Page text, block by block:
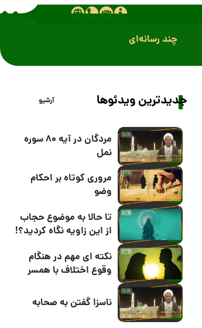
چند رسانه‌ای
جدیدترین ویدئوها آرشیو
مردگان در آیه 80 سوره
نمل
مروری کوتاه بر احکام
وضو
تا حالا به موضوع حجاب
از این زاویه نگاه کردید؟!
نکته ای مهم در هنگام
وقوع اختلاف با همسر
ناسزا گفتن به صحابه